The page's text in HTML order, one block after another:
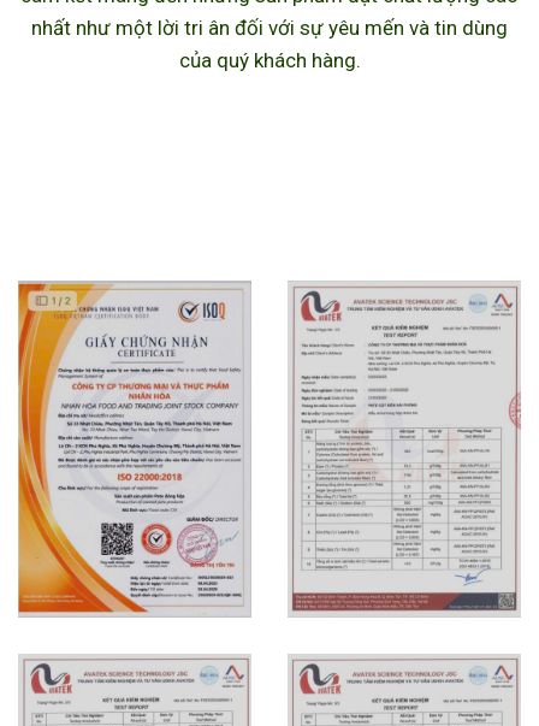
nhất như một lời tri ân đối với sự yêu mến và tin dùng
của quý khách hàng.